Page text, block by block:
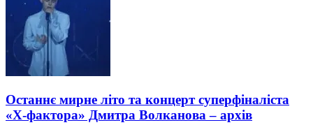
Останнє мирне літо та концерт суперфіналіста
«Х-фактора» Дмитра Волканова – архів